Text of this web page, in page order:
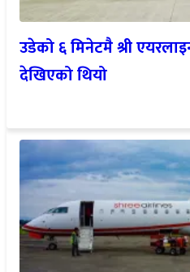
उडेको ६ मिनेटमै श्री
देखिएको थियो